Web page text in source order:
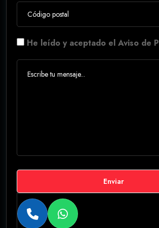
He leído y aceptado el Aviso de
Enviar